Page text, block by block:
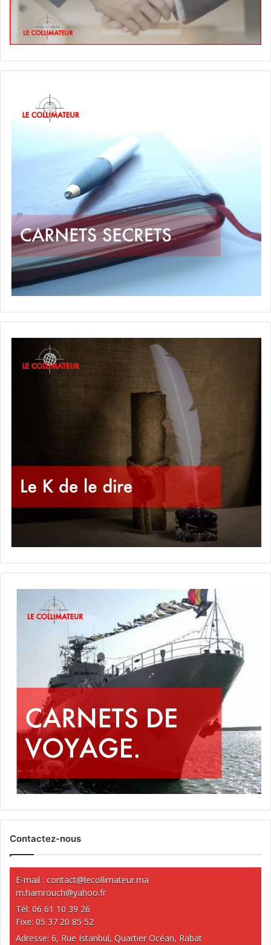
Contactez-nous
E-mail : contact@lecollimateur.ma
m.hamrouch@yahoo.fr
Tél: 06 61 10 39 26
Fixe: 05 37 20 85 52
Adresse: 6, Rue Istanbul, Quartier Océan, Rabat